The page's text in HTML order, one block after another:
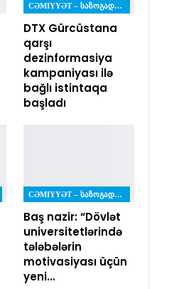
CƏMIYYƏT – ᲡᲐᲖᲝᲒᲐᲓᲝᲔᲑᲐ
DTX Gürcüstana
qarşı
dezinformasiya
kampaniyası ilə
bağlı istintaqa
başladı
CƏMIYYƏT – ᲡᲐᲖᲝᲒᲐᲓᲝᲔᲑᲐ
Baş nazir: “Dövlət
universitetlərində
tələbələrin
motivasiyası üçün
yeni…